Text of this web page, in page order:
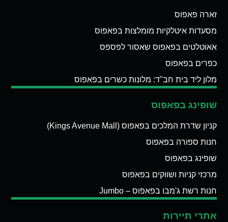
זארה פאפוס
מסעדות איטלקיות מומלצות בפאפוס
אאוטלטים בפאפוס שאסור לפספס
כפרים בפאפוס
מלון ליד בית חב"ד: מלונות כשרים בפאפוס
שופינג בפאפוס
קניון שדרת המלכים בפאפוס (Kings Avenue Mall)
חנות ספורה בפאפוס
שופינג בפאפוס
מרכזי קניות ושווקים בפאפוס
חנות רשת ג'מבו בפאפוס – Jumbo
אתרי תיירות